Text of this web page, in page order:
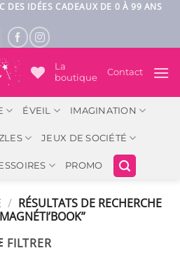
DES IDÉES CADEAUX DE 0 À 99 ANS
La
boutique
Contact
ÉVEIL IMAGINATION
JEUX DE SOCIÉTÉ
PROMO
/ RÉSULTATS DE RECHERCHE
FILTRER